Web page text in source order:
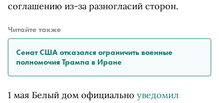
соглашению из-за разногласий сторон.
Читайте также
Сенат США отказался ограничить военные
полномочия Трампа в Иране
1 мая Белый дом официально уведомил